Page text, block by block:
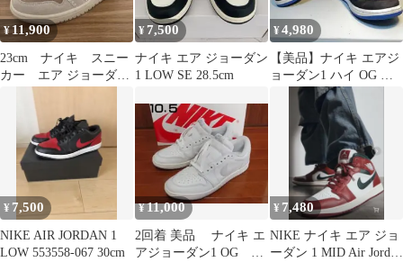
¥ 11,900
23cm ナイキ スニー
カー エア ジョーダン
1 ミッド SE HV4269
¥ 7,500
ナイキ エア ジョーダン
1 LOW SE 28.5cm
¥4,980
【美品】ナイキ エアジ
ョーダン1 ハイ OG ロ
イヤル ブルー 27cm
¥ 7,500
NIKE AIR JORDAN 1
LOW 553558-067 30cm
¥11,000
2回着 美品 ナイキ エ
アジョーダン1 OG ニ
¥ 7,480
NIKE ナイキ エア ジョ
ーダン 1 MID Air Jordan